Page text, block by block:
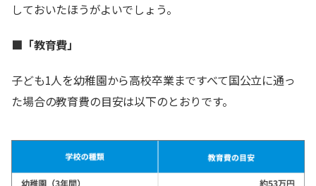
しておいたほうがよいでしょう。
■「教育費」
子ども1人を幼稚園から高校卒業まですべて国公立に通っ
た場合の教育費の目安は以下のとおりです。